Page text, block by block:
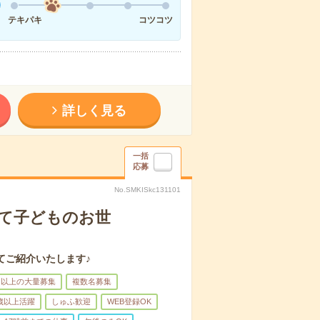
テキパキ コツコツ
詳しく見る
一括
応募
No.SMKISkc131101
子どものお世
紹介いたします♪
上の大量募集 複数名募集
以上活躍 しゅふ歓迎 WEB登録OK